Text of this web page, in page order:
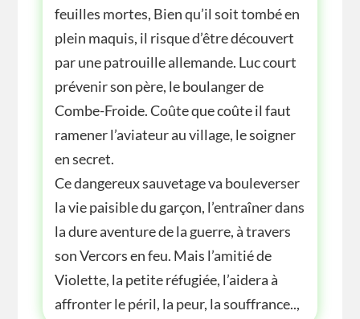
feuilles mortes, Bien qu’il soit tombé en
plein maquis, il risque d’être découvert
par une patrouille allemande. Luc court
prévenir son père, le boulanger de
Combe-Froide. Coûte que coûte il faut
ramener l’aviateur au village, le soigner
en secret.
Ce dangereux sauvetage va bouleverser
la vie paisible du garçon, l’entraîner dans
la dure aventure de la guerre, à travers
son Vercors en feu. Mais l’amitié de
Violette, la petite réfugiée, l’aidera à
affronter le péril, la peur, la souffrance..,